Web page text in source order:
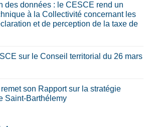
des données : le CESCE rend un
à la Collectivité concernant les
et de perception de la taxe de
sur le Conseil territorial du 26 mars
son Rapport sur la stratégie
Saint-Barthélemy